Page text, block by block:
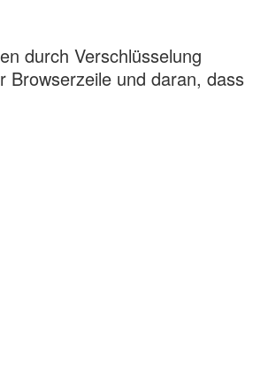
durch Verschlüsselung
Browserzeile und daran, dass